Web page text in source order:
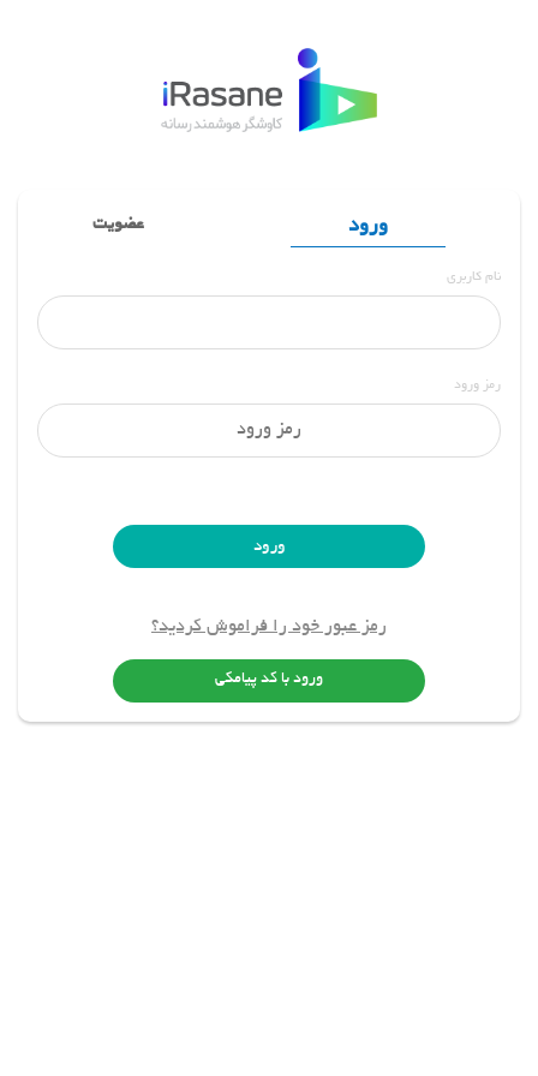
ورود عضویت
نام کاربری
رمز ورود
ورود
رمز عبور خود را فراموش کردید؟
ورود با کد پیامکی